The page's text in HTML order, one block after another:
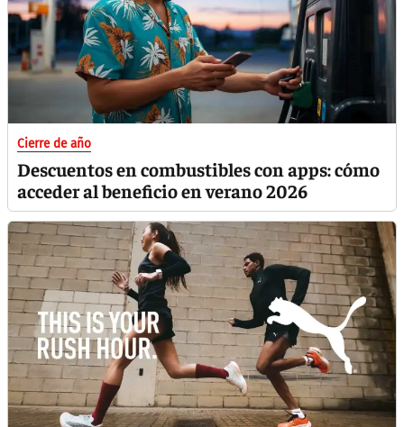
Cierre de año
Descuentos en combustibles con apps: cómo
acceder al beneficio en verano 2026